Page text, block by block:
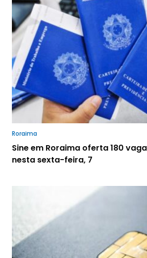
Roraima
Sine em Roraima oferta 180
nesta sexta-feira, 7